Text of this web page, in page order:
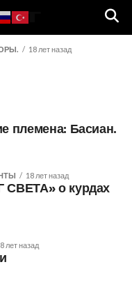
18 лет назад
племена: Басиан.
18 лет назад
СВЕТА» о курдах
лет назад